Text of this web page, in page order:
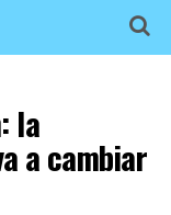
la
a cambiar